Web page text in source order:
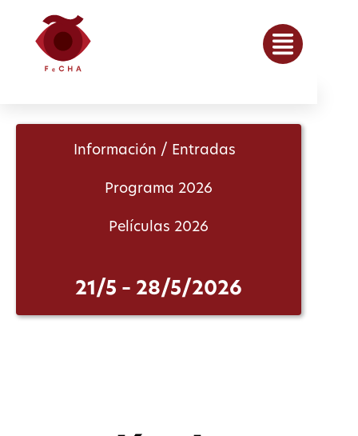
Información / Entradas
Programa 2026
Películas 2026
21/5 – 28/5/2026